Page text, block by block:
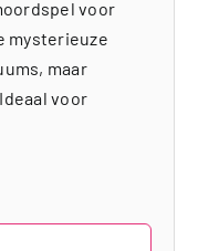
voor
mysterieuze
maar
voor